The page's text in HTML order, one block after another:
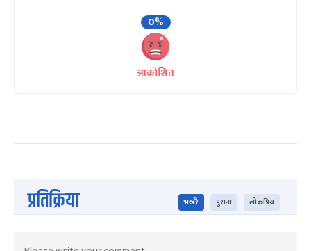
0%
आक्रोशित
प्रतिक्रिया भर्खरै पुराना लोकप्रिय